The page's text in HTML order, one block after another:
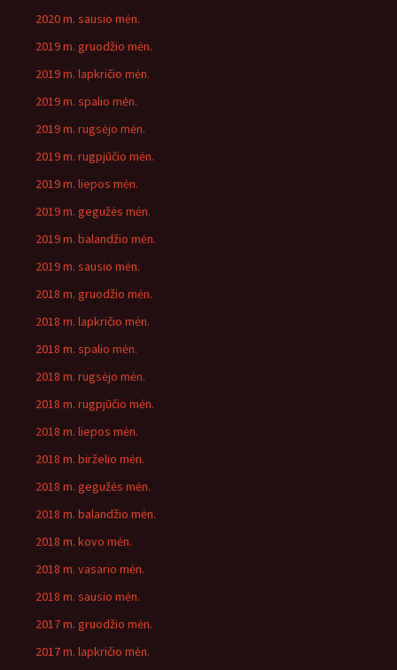
2020 m. sausio mėn.
2019 m. gruodžio mėn.
2019 m. lapkričio mėn.
2019 m. spalio mėn.
2019 m. rugsėjo mėn.
2019 m. rugpjūčio mėn.
2019 m. liepos mėn.
2019 m. gegužės mėn.
2019 m. balandžio mėn.
2019 m. sausio mėn.
2018 m. gruodžio mėn.
2018 m. lapkričio mėn.
2018 m. spalio mėn.
2018 m. rugsėjo mėn.
2018 m. rugpjūčio mėn.
2018 m. liepos mėn.
2018 m. birželio mėn.
2018 m. gegužės mėn.
2018 m. balandžio mėn.
2018 m. kovo mėn.
2018 m. vasario mėn.
2018 m. sausio mėn.
2017 m. gruodžio mėn.
2017 m. lapkričio mėn.